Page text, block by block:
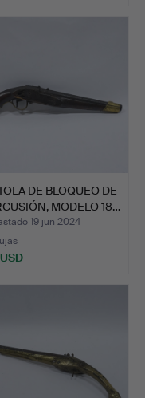
DE BLOQUEO DE
MODELO 18…
19 jun 2024